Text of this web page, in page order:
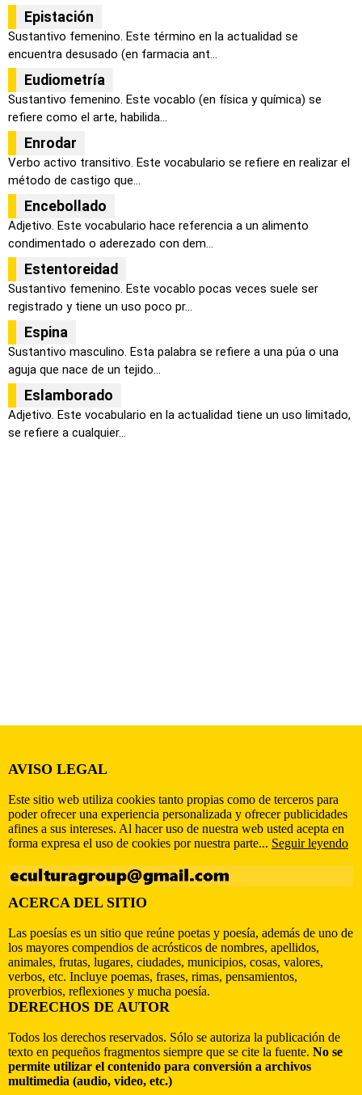
Epistación
Sustantivo femenino. Este término en la actualidad se
encuentra desusado (en farmacia ant...
Eudiometría
Sustantivo femenino. Este vocablo (en física y química) se
refiere como el arte, habilida...
Enrodar
Verbo activo transitivo. Este vocabulario se refiere en realizar el
método de castigo que...
Encebollado
Adjetivo. Este vocabulario hace referencia a un alimento
condimentado o aderezado con dem...
Estentoreidad
Sustantivo femenino. Este vocablo pocas veces suele ser
registrado y tiene un uso poco pr...
Espina
Sustantivo masculino. Esta palabra se refiere a una púa o una
aguja que nace de un tejido...
Eslamborado
Adjetivo. Este vocabulario en la actualidad tiene un uso limitado,
se refiere a cualquier...
AVISO LEGAL
Este sitio web utiliza cookies tanto propias como de terceros para
poder ofrecer una experiencia personalizada y ofrecer publicidades
afines a sus intereses. Al hacer uso de nuestra web usted acepta en
forma expresa el uso de cookies por nuestra parte... Seguir leyendo
ACERCA DEL SITIO
Las poesías es un sitio que reúne poetas y poesía, además de uno de
los mayores compendios de acrósticos de nombres, apellidos,
animales, frutas, lugares, ciudades, municipios, cosas, valores,
verbos, etc. Incluye poemas, frases, rimas, pensamientos,
proverbios, reflexiones y mucha poesía.
DERECHOS DE AUTOR
Todos los derechos reservados. Sólo se autoriza la publicación de
texto en pequeños fragmentos siempre que se cite la fuente. No se
permite utilizar el contenido para conversión a archivos
multimedia (audio, video, etc.)